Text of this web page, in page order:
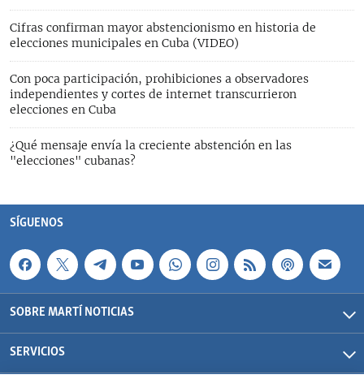
Cifras confirman mayor abstencionismo en historia de
elecciones municipales en Cuba (VIDEO)
Con poca participación, prohibiciones a observadores
independientes y cortes de internet transcurrieron
elecciones en Cuba
¿Qué mensaje envía la creciente abstención en las
"elecciones" cubanas?
SÍGUENOS
SOBRE MARTÍ NOTICIAS
SERVICIOS